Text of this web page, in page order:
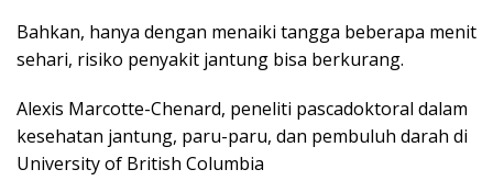
Bahkan, hanya dengan menaiki tangga beberapa menit
sehari, risiko penyakit jantung bisa berkurang.
Alexis Marcotte-Chenard, peneliti pascadoktoral dalam
kesehatan jantung, paru-paru, dan pembuluh darah di
University of British Columbia